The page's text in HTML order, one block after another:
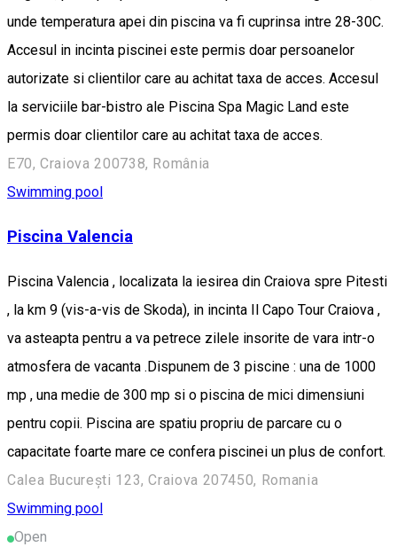
unde temperatura apei din piscina va fi cuprinsa intre 28-30C.
Accesul in incinta piscinei este permis doar persoanelor
autorizate si clientilor care au achitat taxa de acces. Accesul
la serviciile bar-bistro ale Piscina Spa Magic Land este
permis doar clientilor care au achitat taxa de acces.
E70, Craiova 200738, România
Swimming pool
Piscina Valencia
Piscina Valencia , localizata la iesirea din Craiova spre Pitesti
, la km 9 (vis-a-vis de Skoda), in incinta Il Capo Tour Craiova ,
va asteapta pentru a va petrece zilele insorite de vara intr-o
atmosfera de vacanta .Dispunem de 3 piscine : una de 1000
mp , una medie de 300 mp si o piscina de mici dimensiuni
pentru copii. Piscina are spatiu propriu de parcare cu o
capacitate foarte mare ce confera piscinei un plus de confort.
Calea București 123, Craiova 207450, Romania
Swimming pool
Open